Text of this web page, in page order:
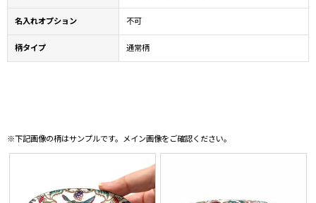
名入れオプション 不可
柄タイプ 通常柄
※下記画像の柄はサンプルです。メイン画像をご確認ください。